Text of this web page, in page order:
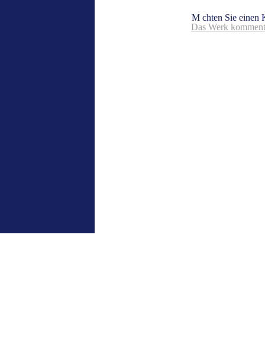
M chten Sie einen
Das Werk